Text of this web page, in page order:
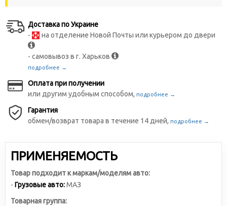
Доставка по Украине
-
на отделение Новой Почты или курьером до двери
- самовывоз в г. Харьков
подробнее →
Оплата при получении
или другим удобным способом, подробнее →
Гарантия
обмен/возврат товара в течение 14 дней, подробнее →
ПРИМЕНЯЕМОСТЬ
Товар подходит к маркам/моделям авто:
- Грузовые авто:МАЗ
Товарная группа: